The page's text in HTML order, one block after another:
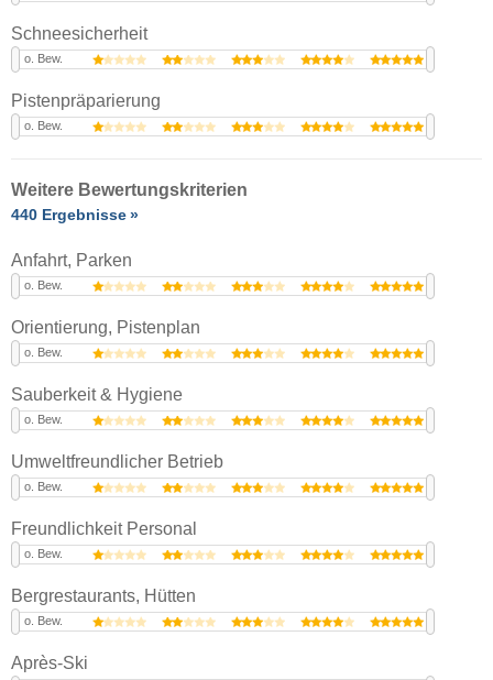
Schneesicherheit
o. Bew.
Pistenpräparierung
o. Bew.
Weitere Bewertungskriterien
440 Ergebnisse
Anfahrt, Parken
o. Bew.
Orientierung, Pistenplan
o. Bew.
Sauberkeit & Hygiene
o. Bew.
Umweltfreundlicher Betrieb
o. Bew.
Freundlichkeit Personal
o. Bew.
Bergrestaurants, Hütten
o. Bew.
Après-Ski